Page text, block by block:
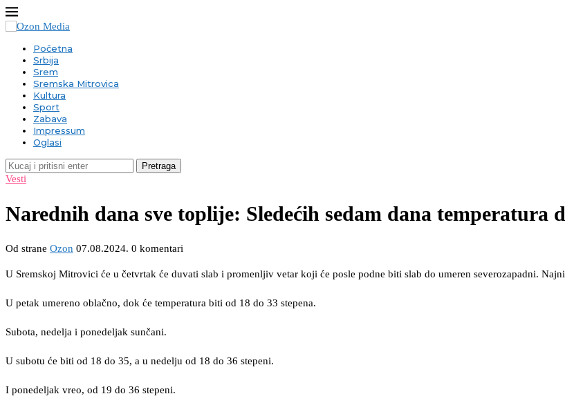
Početna
Srbija
Srem
Sremska Mitrovica
Kultura
Sport
Zabava
Impressum
Oglasi
Pretraga
Vesti
Narednih dana sve toplije: Sledećih sedam dana temperatura
Od strane Ozon 07.08.2024. 0 komentari
U Sremskoj Mitrovici će u četvrtak će duvati slab i promenljiv vetar koji će posle podne biti slab do umeren severozapadni.
U petak umereno oblačno, dok će temperatura biti od 18 do 33 stepena.
Subota, nedelja i ponedeljak sunčani.
U subotu će biti od 18 do 35, a u nedelju od 18 do 36 stepeni.
I ponedeljak vreo, od 19 do 36 stepeni.